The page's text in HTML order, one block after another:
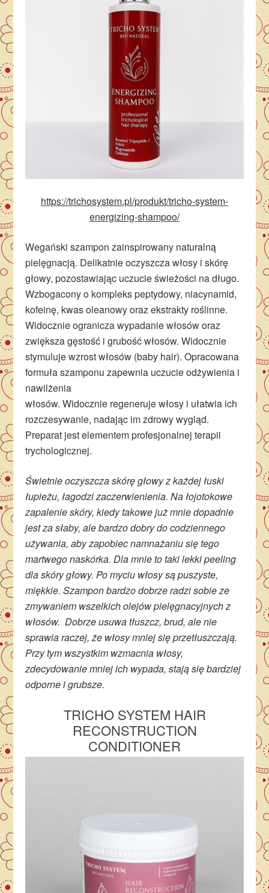
https://trichosystem.pl/produkt/tricho-system-
energizing-shampoo/
Wegański szampon zainspirowany naturalną
pielęgnacją. Delikatnie oczyszcza włosy i skórę
głowy, pozostawiając uczucie świeżości na długo.
Wzbogacony o kompleks peptydowy, niacynamid,
kofeinę, kwas oleanowy oraz ekstrakty roślinne.
Widocznie ogranicza wypadanie włosów oraz
zwiększa gęstość i grubość włosów. Widocznie
stymuluje wzrost włosów (baby hair). Opracowana
formuła szamponu zapewnia uczucie odżywienia i
nawilżenia
włosów. Widocznie regeneruje włosy i ułatwia ich
rozczesywanie, nadając im zdrowy wygląd.
Preparat jest elementem profesjonalnej terapii
trychologicznej.
Świetnie oczyszcza skórę głowy z każdej łuski
łupieżu, łagodzi zaczerwienienia. Na łojotokowe
zapalenie skóry, kiedy takowe już mnie dopadnie
jest za słaby, ale bardzo dobry do codziennego
używania, aby zapobiec namnażaniu się tego
martwego naskórka. Dla mnie to taki lekki peeling
dla skóry głowy. Po myciu włosy są puszyste,
miękkie. Szampon bardzo dobrze radzi sobie ze
zmywaniem wszelkich olejów pielęgnacyjnych z
włosów. Dobrze usuwa tłuszcz, brud, ale nie
sprawia raczej, że włosy mniej się przetłuszczają.
Przy tym wszystkim wzmacnia włosy,
zdecydowanie mniej ich wypada, stają się bardziej
odporne i grubsze.
TRICHO SYSTEM HAIR
RECONSTRUCTION
CONDITIONER